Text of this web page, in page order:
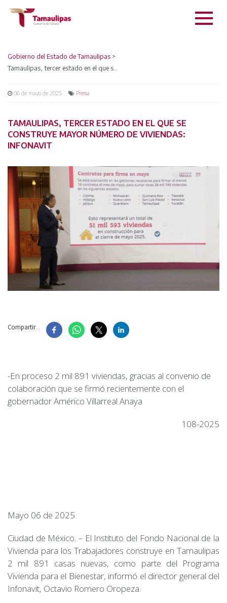
Gobierno del Estado de Tamaulipas >
06 de mayo de 2025 Prensa
TAMAULIPAS, TERCER ESTADO EN EL QUE SE
CONSTRUYE MAYOR NÚMERO DE VIVIENDAS:
INFONAVIT
Compartir...
-En proceso 2 mil 891 viviendas, gracias al convenio de
colaboración que se firmó recientemente con el
gobernador Américo Villarreal Anaya
108-2025
Mayo 06 de 2025
Ciudad de México. – El Instituto del Fondo Nacional de la
Vivienda para los Trabajadores construye en Tamaulipas
2 mil 891 casas nuevas, como parte del Programa
Vivienda para el Bienestar, informó el director general del
Infonavit, Octavio Romero Oropeza.